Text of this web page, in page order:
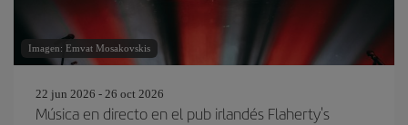
Imagen: Emvat Mosakovskis
22 jun 2026 - 26 oct 2026
Música en directo en el pub irlandés Flaherty's